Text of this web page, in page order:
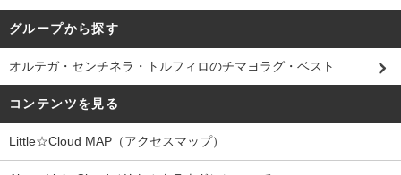
グループから探す
オルテガ・センチネラ・トルフィロのチマヨラグ・ベスト
コンテンツを見る
Little☆Cloud MAP（アクセスマップ）